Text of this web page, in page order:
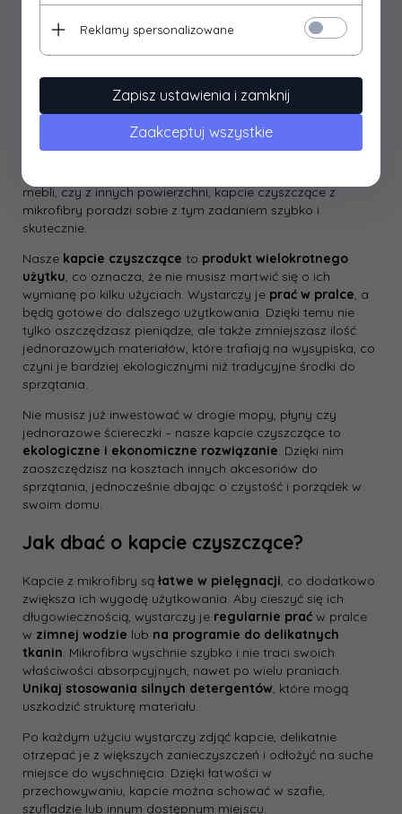
włókien mikrofibry, nasze kapcie zbierają nawet drobny
kurz i okruszki, których tradycyjny mop może nie zdołać
usunąć. Co więcej, mikrofibra to materiał, którynie rysuje
będą zawsze bezpieczne.
Jeśli masz
w domu, te kapcie będą doskonałym
rozwiązaniem na zbieranie ich sierści, szczególnie w
miejscach, gdzie trudno dotrzeć tradycyjnymi metodami.
Bez względu na to, czy chcesz usunąć sierść z podłogi, z
mebli, czy z innych powierzchni, kapcie czyszczące z
mikrofibry poradzi sobie z tym zadaniem szybko i
skutecznie.
Nasze kapcie czyszczące to produkt wielokrotnego
użytku, co oznacza, że nie musisz martwić się o ich
wymianę po kilku użyciach. Wystarczy je prać w pralce, a
będą gotowe do dalszego użytkowania. Dzięki temu nie
tylko oszczędzasz pieniądze, ale także zmniejszasz ilość
jednorazowych materiałów, które trafiają na wysypiska, co
czyni je bardziej ekologicznymi niż tradycyjne środki do
sprzątania.
Nie musisz już inwestować w drogie mopy, płyny czy
jednorazowe ściereczki – nasze kapcie czyszczące to
ekologiczne i ekonomiczne rozwiązanie. Dzięki nim
zaoszczędzisz na kosztach innych akcesoriów do
sprzątania, jednocześnie dbając o czystość i porządek w
swoim domu.
Jak dbać o kapcie czyszczące?
Kapcie z mikrofibry są łatwe w pielęgnacji, co dodatkowo
zwiększa ich wygodę użytkowania. Aby cieszyć się ich
długowiecznością, wystarczy je regularnie prać w pralce
w zimnej wodzie lub na programie do delikatnych
tkanin. Mikrofibra wyschnie szybko i nie traci swoich
właściwości absorpcyjnych, nawet po wielu praniach.
Unikaj stosowania silnych detergentów, które mogą
uszkodzić strukturę materiału.
Po każdym użyciu wystarczy zdjąć kapcie, delikatnie
otrzepać je z większych zanieczyszczeń i odłożyć na suche
miejsce do wyschnięcia. Dzięki łatwości w
przechowywaniu, kapcie można schować w szafie,
szufladzie lub innym dostępnym miejscu.
Reklamy spersonalizowane
Zapisz ustawienia i zamknij
Zaakceptuj wszystkie